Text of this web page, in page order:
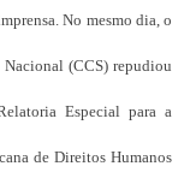
No mesmo dia, o
(CCS) repudiou
Especial para a
de Direitos Humanos